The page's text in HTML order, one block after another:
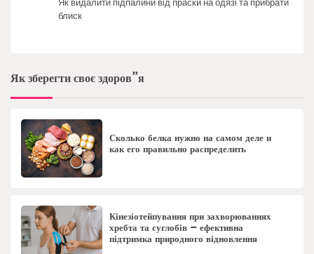
Як видалити підпалини від праски на одязі та прибрати
блиск
Як зберегти своє здоров”я
Сколько белка нужно на самом деле и
как его правильно распределить
Кінезіотейпування при захворюваннях
хребта та суглобів – ефективна
підтримка природного відновлення